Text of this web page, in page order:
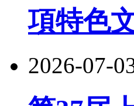
項特色
2026-07-